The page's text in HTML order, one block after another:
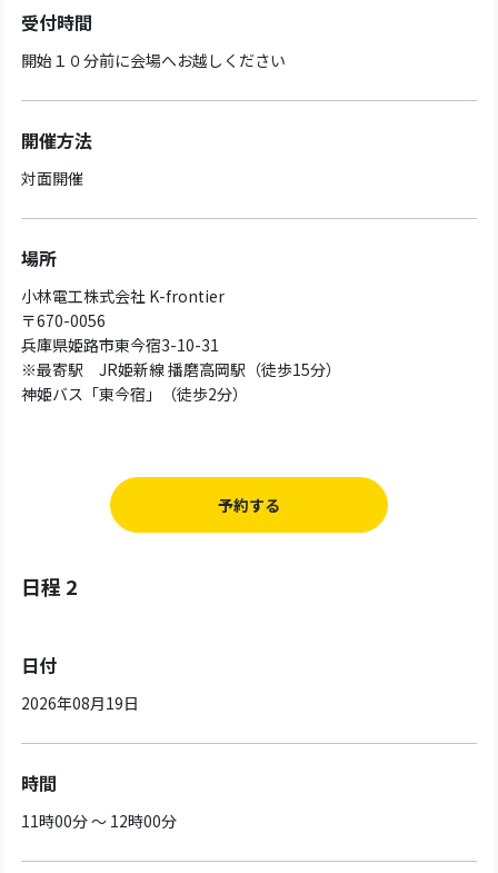
受付時間
開始１０分前に会場へお越しください
開催方法
対面開催
場所
小林電工株式会社 K-frontier
〒670-0056
兵庫県姫路市東今宿3-10-31
※最寄駅 JR姫新線 播磨高岡駅（徒歩15分）
神姫バス「東今宿」（徒歩2分）
予約する
日程 2
日付
2026年08月19日
時間
11時00分 ～ 12時00分